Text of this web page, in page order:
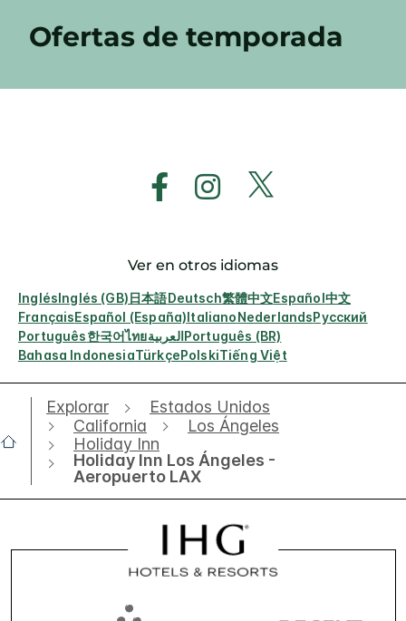
Ofertas de temporada
Ver en otros idiomas
InglésInglés (GB)日本語Deutsch繁體中文Español中文
FrançaisEspañol (España)ItalianoNederlandsРусский
Português한국어ไทยالعربيةPortuguês (BR)
Bahasa IndonesiaTürkçePolskiTiếng Việt
Explorar
Estados Unidos
California
Los Ángeles
Holiday Inn
Holiday Inn Los Ángeles -
Aeropuerto LAX